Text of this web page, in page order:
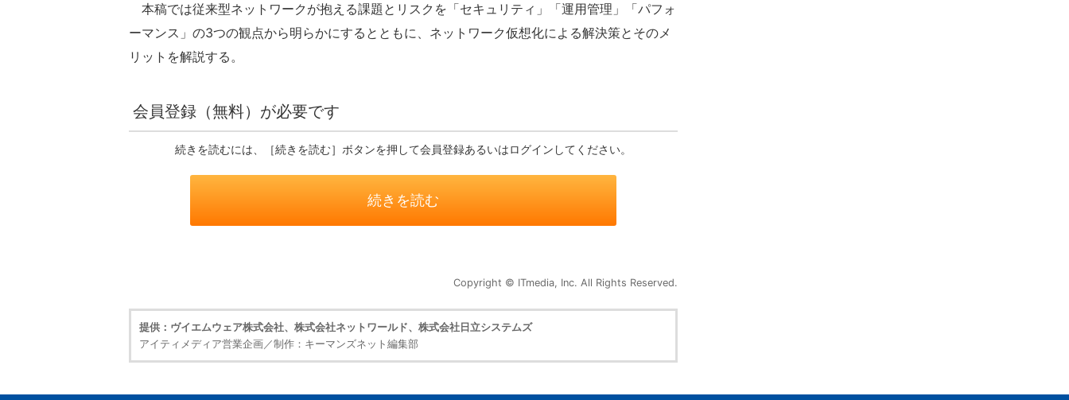
本稿では従来型ネットワークが抱える課題とリスクを「セキュリティ」「運用管理」「パフォ
ーマンス」の3つの観点から明らかにするとともに、ネットワーク仮想化による解決策とそのメ
リットを解説する。
会員登録（無料）が必要です
続きを読むには、［続きを読む］ボタンを押して会員登録あるいはログインしてください。
続きを読む
Copyright © ITmedia, Inc. All Rights Reserved.
提供：ヴイエムウェア株式会社、株式会社ネットワールド、株式会社日立システムズ
アイティメディア営業企画／制作：キーマンズネット編集部